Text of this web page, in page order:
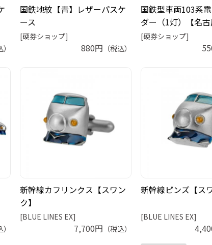
国鉄地紋【青】レザーパスケ
ース
[硬券ショップ]
880円 （税込）
国鉄型車両103系
ダー（1灯）【名古
[硬券ショップ]
新幹線カフリンクス【スワン
ク】
[BLUE LINES EX]
7,700円 （税込）
新幹線ピンズ【ス
[BLUE LINES EX]